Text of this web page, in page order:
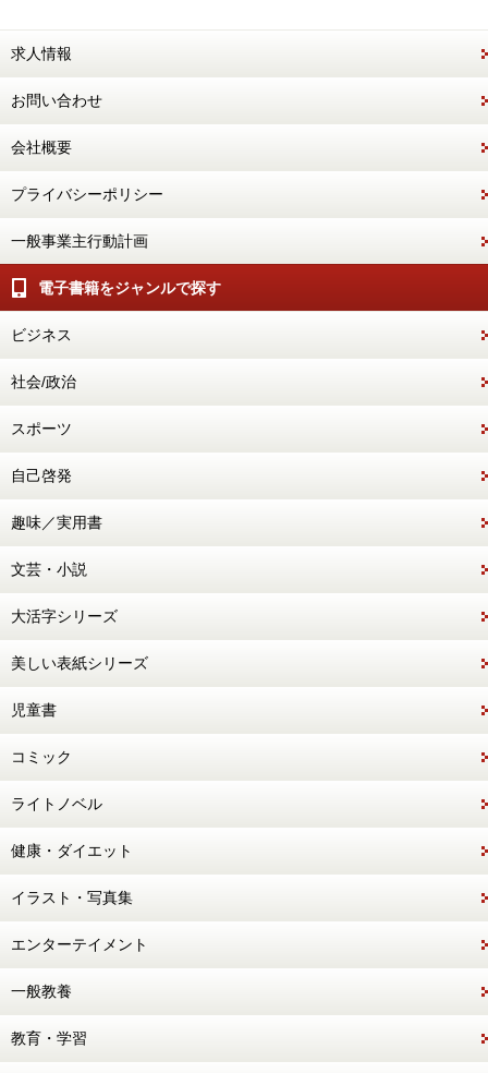
求人情報
お問い合わせ
会社概要
プライバシーポリシー
一般事業主行動計画
電子書籍をジャンルで探す
ビジネス
社会/政治
スポーツ
自己啓発
趣味／実用書
文芸・小説
大活字シリーズ
美しい表紙シリーズ
児童書
コミック
ライトノベル
健康・ダイエット
イラスト・写真集
エンターテイメント
一般教養
教育・学習